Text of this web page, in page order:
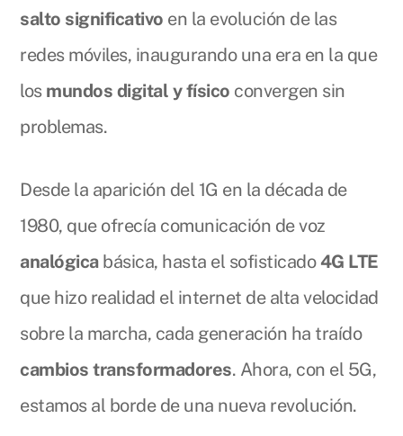
salto significativo en la evolución de las
redes móviles, inaugurando una era en la que
los mundos digital y físico convergen sin
problemas.
Desde la aparición del 1G en la década de
1980, que ofrecía comunicación de voz
analógicabásica, hasta el sofisticado 4G LTE
que hizo realidad el internet de alta velocidad
sobre la marcha, cada generación ha traído
cambios transformadores. Ahora, con el 5G,
estamos al borde de una nueva revolución.